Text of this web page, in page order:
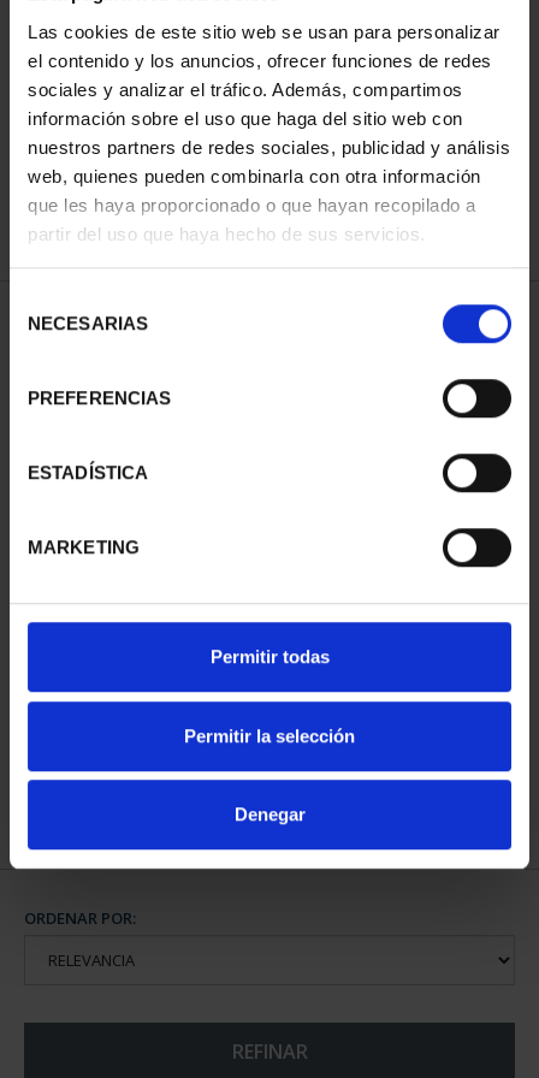
Las cookies de este sitio web se usan para personalizar
el contenido y los anuncios, ofrecer funciones de redes
sociales y analizar el tráfico. Además, compartimos
información sobre el uso que haga del sitio web con
nuestros partners de redes sociales, publicidad y análisis
web, quienes pueden combinarla con otra información
que les haya proporcionado o que hayan recopilado a
partir del uso que haya hecho de sus servicios.
NECESARIAS
PREFERENCIAS
ESTADÍSTICA
MARKETING
Permitir todas
Permitir la selección
Denegar
ORDENAR POR:
REFINAR
1 Productos encontrados
COLECCIÓN...
ORDENAR POR:
REFINAR